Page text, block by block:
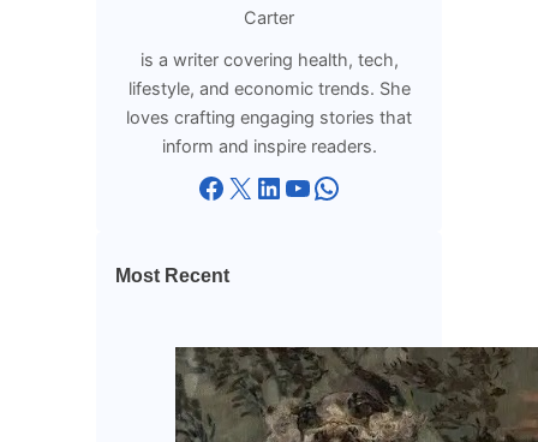
Carter
is a writer covering health, tech,
lifestyle, and economic trends. She
loves crafting engaging stories that
inform and inspire readers.
Facebook X LinkedIn YouTube WhatsApp
Most Recent